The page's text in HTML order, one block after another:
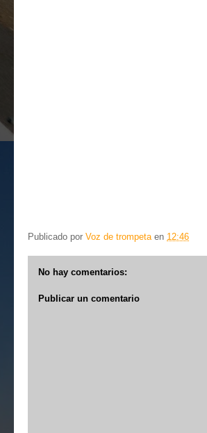
Publicado por Voz de trompeta en 12:46
No hay comentarios:
Publicar un comentario